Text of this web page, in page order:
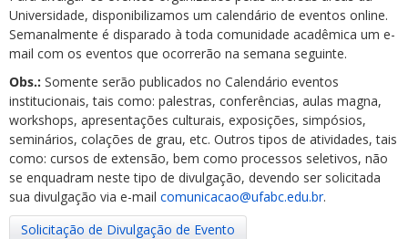
Universidade, disponibilizamos um calendário de eventos online.
Semanalmente é disparado à toda comunidade acadêmica um e-
mail com os eventos que ocorrerão na semana seguinte.
Obs.: Somente serão publicados no Calendário eventos
institucionais, tais como: palestras, conferências, aulas magna,
workshops, apresentações culturais, exposições, simpósios,
seminários, colações de grau, etc. Outros tipos de atividades, tais
como: cursos de extensão, bem como processos seletivos, não
se enquadram neste tipo de divulgação, devendo ser solicitada
sua divulgação via e-mail comunicacao@ufabc.edu.br.
Solicitação de Divulgação de Evento